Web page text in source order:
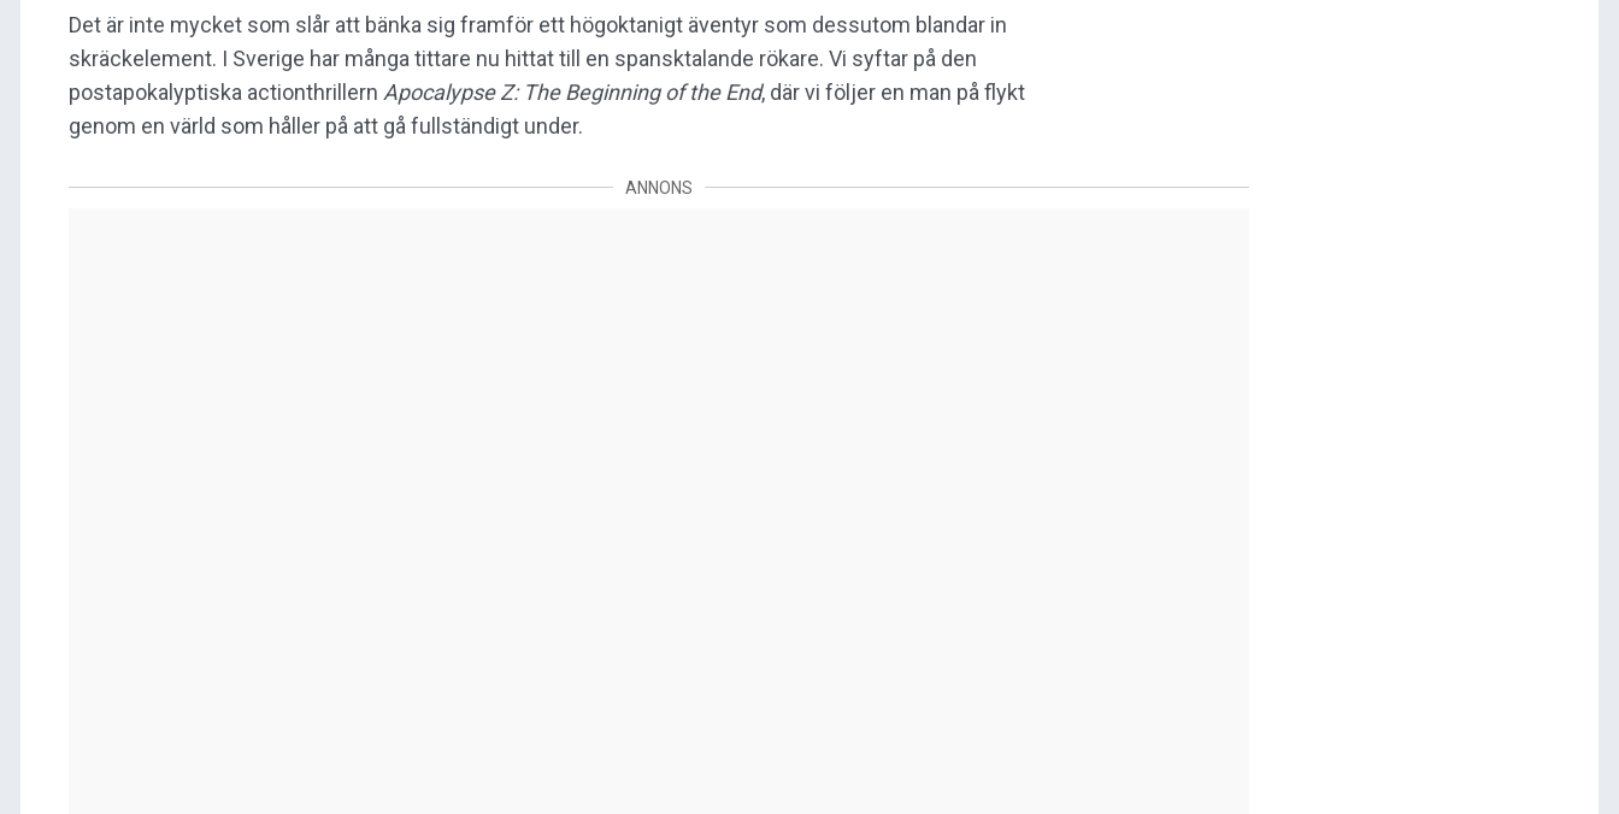
Det är inte mycket som slår att bänka sig framför ett högoktanigt äventyr som dessutom blandar in
skräckelement. I Sverige har många tittare nu hittat till en spansktalande rökare. Vi syftar på den
postapokalyptiska actionthrillern Apocalypse Z: The Beginning of the End, där vi följer en man på flykt
genom en värld som håller på att gå fullständigt under.
ANNONS